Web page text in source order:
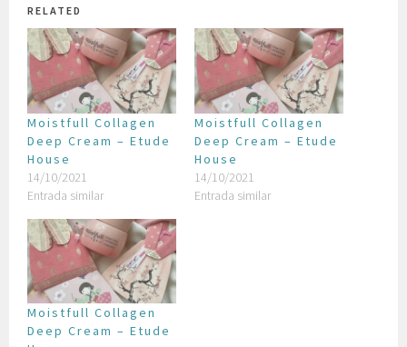
RELATED
Moistfull Collagen
Deep Cream – Etude
House
14/10/2021
Entrada similar
Moistfull Collagen
Deep Cream – Etude
House
14/10/2021
Entrada similar
Moistfull Collagen
Deep Cream – Etude